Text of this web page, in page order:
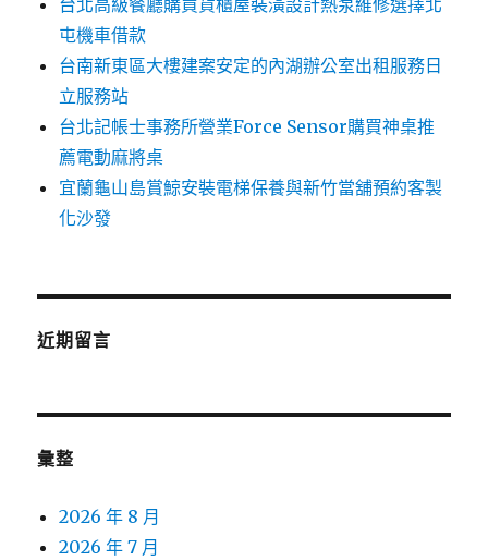
台北高級餐廳購買貨櫃屋裝潢設計熱泵維修選擇北
屯機車借款
台南新東區大樓建案安定的內湖辦公室出租服務日
立服務站
台北記帳士事務所營業Force Sensor購買神桌推
薦電動麻將桌
宜蘭龜山島賞鯨安裝電梯保養與新竹當舖預約客製
化沙發
近期留言
彙整
2026 年 8 月
2026 年 7 月